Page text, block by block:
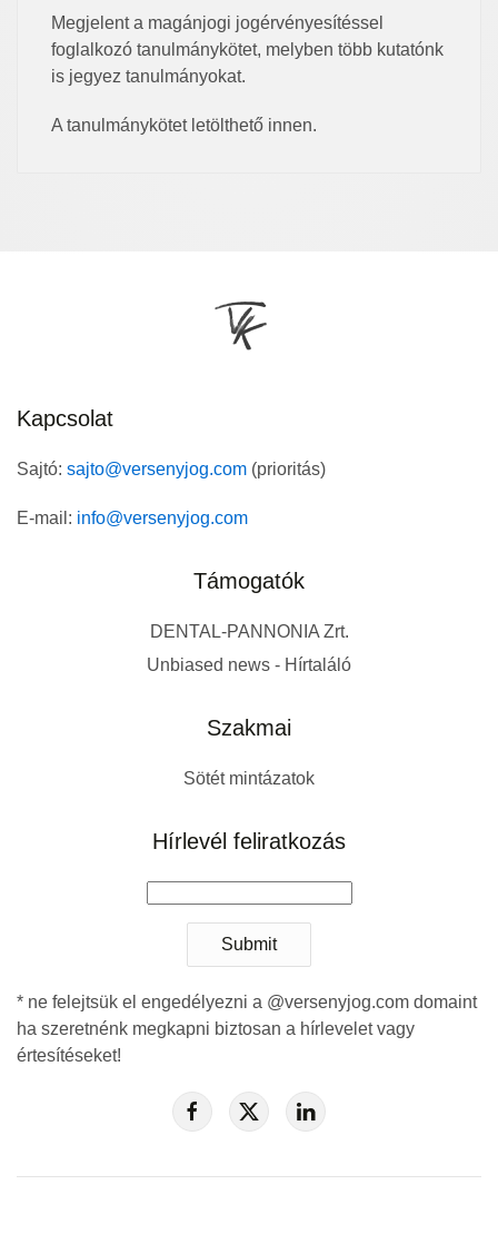
Megjelent a magánjogi jogérvényesítéssel
foglalkozó tanulmánykötet, melyben több kutatónk
is jegyez tanulmányokat.
A tanulmánykötet letölthető innen.
Kapcsolat
Sajtó: sajto@versenyjog.com (prioritás)
E-mail: info@versenyjog.com
Támogatók
DENTAL-PANNONIA Zrt.
Unbiased news - Hírtaláló
Szakmai
Sötét mintázatok
Hírlevél feliratkozás
Submit
* ne felejtsük el engedélyezni a @versenyjog.com domaint
ha szeretnénk megkapni biztosan a hírlevelet vagy
értesítéseket!